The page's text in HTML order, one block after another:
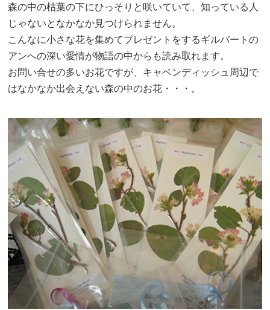
森の中の枯葉の下にひっそりと咲いていて、知っている人
じゃないとなかなか見つけられません。
こんなに小さな花を集めてプレゼントをするギルバートの
アンへの深い愛情が物語の中からも読み取れます。
お問い合せの多いお花ですが、キャベンディッシュ周辺で
はなかなか出会えない森の中のお花・・・。